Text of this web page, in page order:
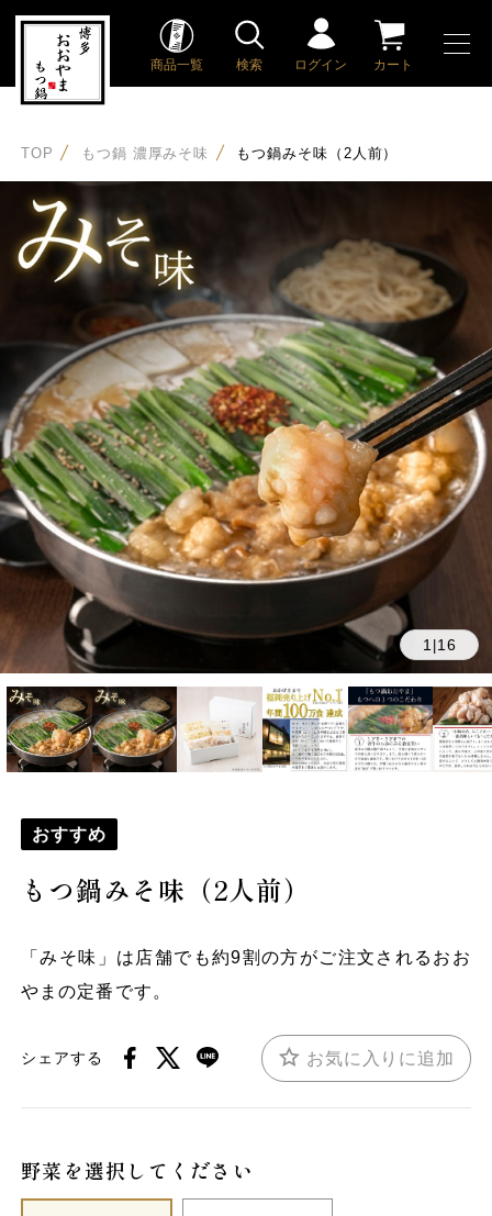
商品一覧 検索 ログイン カート
TOP もつ鍋 濃厚みそ味 もつ鍋みそ味（2人前）
1 |16
おすすめ
もつ鍋みそ味（2人前）
「みそ味」は店舗でも約9割の方がご注文されるおお
やまの定番です。
シェアする お気に入りに追加
野菜を選択してください